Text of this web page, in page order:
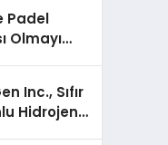
Padel
Olmayı
Inc., Sıfır
Hidrojen